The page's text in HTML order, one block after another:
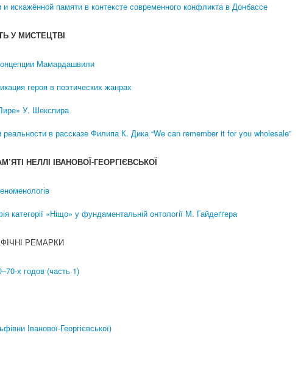
искажённой памяти в контексте современного конфликта в Донбассе
У МИСТЕЦТВІ
Мамардашвили
героя в поэтических жанрах
У. Шекспира
в рассказе Филипа К. Дика “We can remember it for you wholesale”
НЕЛЛІ ІВАНОВОЇ-ГЕОРГІЄВСЬКОЇ
категорії «Ніщо» у фундаментальній онтології М. Гайдеґґера
РЕМАРКИ
х годов (часть 1)
Іванової-Георгієвської)